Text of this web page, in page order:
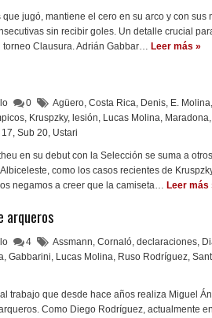
jugó, mantiene el cero en su arco y con sus
sin recibir goles. Un detalle crucial
torneo Clausura. Adrián Gabbar… Leer más »
0 Agüero, Costa Rica, Denis, E. Molina,
, Kruspzky, lesión, Lucas Molina, Maradona,
, Sub 20, Ustari
en su debut con la Selección se suma a
como los casos recientes de
negamos a creer que la camiseta… Leer más
arqueros
4 Assmann, Cornaló, declaraciones,
, Gabbarini, Lucas Molina, Ruso Rodríguez,
trabajo que desde hace años realiza Miguel
Como Diego Rodríguez, actualmente